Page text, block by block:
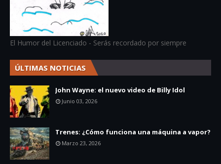
El Humor del Licenciado - Serás recordado por siempre
ÚLTIMAS NOTICIAS
John Wayne: el nuevo video de Billy Idol
Junio 03, 2026
Trenes: ¿Cómo funciona una máquina a vapor?
Marzo 23, 2026